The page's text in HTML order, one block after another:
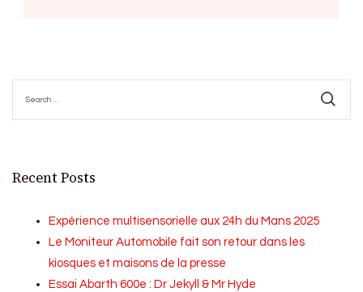
for:
Recent Posts
Expérience multisensorielle aux 24h du Mans 2025
Le Moniteur Automobile fait son retour dans les
kiosques et maisons de la presse
Essai Abarth 600e : Dr Jekyll & Mr Hyde